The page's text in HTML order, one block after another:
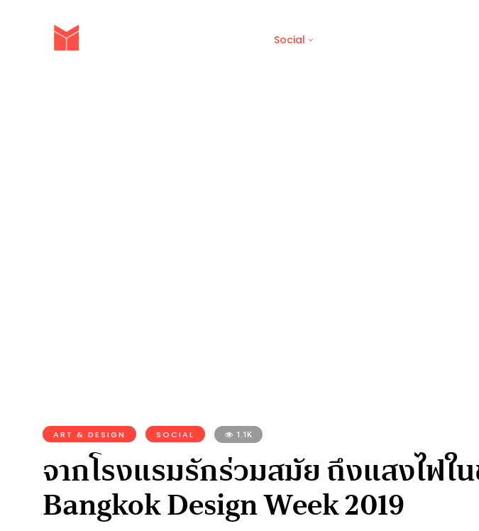
Social
ART & DESIGN SOCIAL 1.1K
จากโรงแรมรักร่วมสมัย ถึงแสงไฟใ
Bangkok Design Week 2019